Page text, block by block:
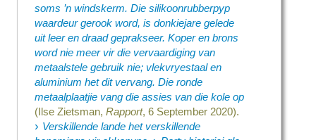
soms ’n windskerm. Die silikoonrubberpyp
waardeur gerook word, is donkiejare gelede
uit leer en draad geprakseer. Koper en brons
word nie meer vir die vervaardiging van
metaalstele gebruik nie; vlekvryestaal en
aluminium het dit vervang. Die ronde
metaalplaatjie vang die assies van die kole op
(Ilse Zietsman,Rapport, 6 September 2020).
› Verskillende lande het verskillende